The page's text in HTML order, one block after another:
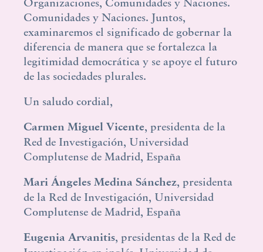
Comunidades y Naciones. Juntos,
examinaremos el significado de gobernar la
diferencia de manera que se fortalezca la
legitimidad democrática y se apoye el futuro
de las sociedades plurales.
Un saludo cordial,
Carmen Miguel Vicente, presidenta de la
Red de Investigación, Universidad
Complutense de Madrid, España
Mari Ángeles Medina Sánchez, presidenta
de la Red de Investigación, Universidad
Complutense de Madrid, España
Eugenia Arvanitis, presidentas de la Red de